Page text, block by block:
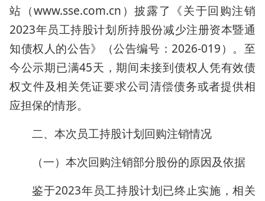
站（www.sse.com.cn）披露了《关于回购注销
2023年员工持股计划所持股份减少注册资本暨通
知债权人的公告》（公告编号：2026-019）。至
今公示期已满45天，期间未接到债权人凭有效债
权文件及相关凭证要求公司清偿债务或者提供相
应担保的情形。
二、本次员工持股计划回购注销情况
（一）本次回购注销部分股份的原因及依据
鉴于2023年员工持股计划已终止实施，相关